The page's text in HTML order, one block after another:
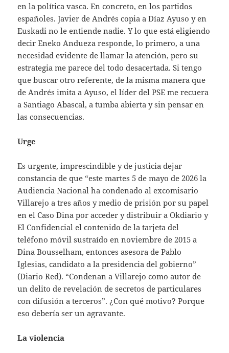
en la política vasca. En concreto, en los partidos
españoles. Javier de Andrés copia a Díaz Ayuso y en
Euskadi no le entiende nadie. Y lo que está eligiendo
decir Eneko Andueza responde, lo primero, a una
necesidad evidente de llamar la atención, pero su
estrategia me parece del todo desacertada. Si tengo
que buscar otro referente, de la misma manera que
de Andrés imita a Ayuso, el líder del PSE me recuera
a Santiago Abascal, a tumba abierta y sin pensar en
las consecuencias.
Urge
Es urgente, imprescindible y de justicia dejar
constancia de que “este martes 5 de mayo de 2026 la
Audiencia Nacional ha condenado al excomisario
Villarejo a tres años y medio de prisión por su papel
en el Caso Dina por acceder y distribuir a Okdiario y
El Confidencial el contenido de la tarjeta del
teléfono móvil sustraído en noviembre de 2015 a
Dina Bousselham, entonces asesora de Pablo
Iglesias, candidato a la presidencia del gobierno”
(Diario Red). “Condenan a Villarejo como autor de
un delito de revelación de secretos de particulares
con difusión a terceros”. ¿Con qué motivo? Porque
eso debería ser un agravante.
La violencia